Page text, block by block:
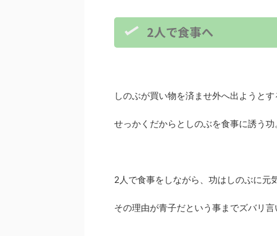
2人で食事へ
しのぶが買い物を済ませ外へ出ようと
せっかくだからとしのぶを食事に誘う功
2人で食事をしながら、功はしのぶに元
その理由が青子だという事までズバリ言